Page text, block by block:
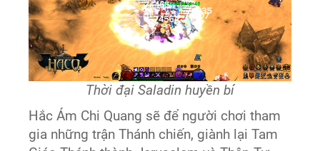
Thời đại Saladin huyền bí
Hắc Ám Chi Quang sẽ để người chơi tham
gia những trận Thánh chiến, giành lại Tam